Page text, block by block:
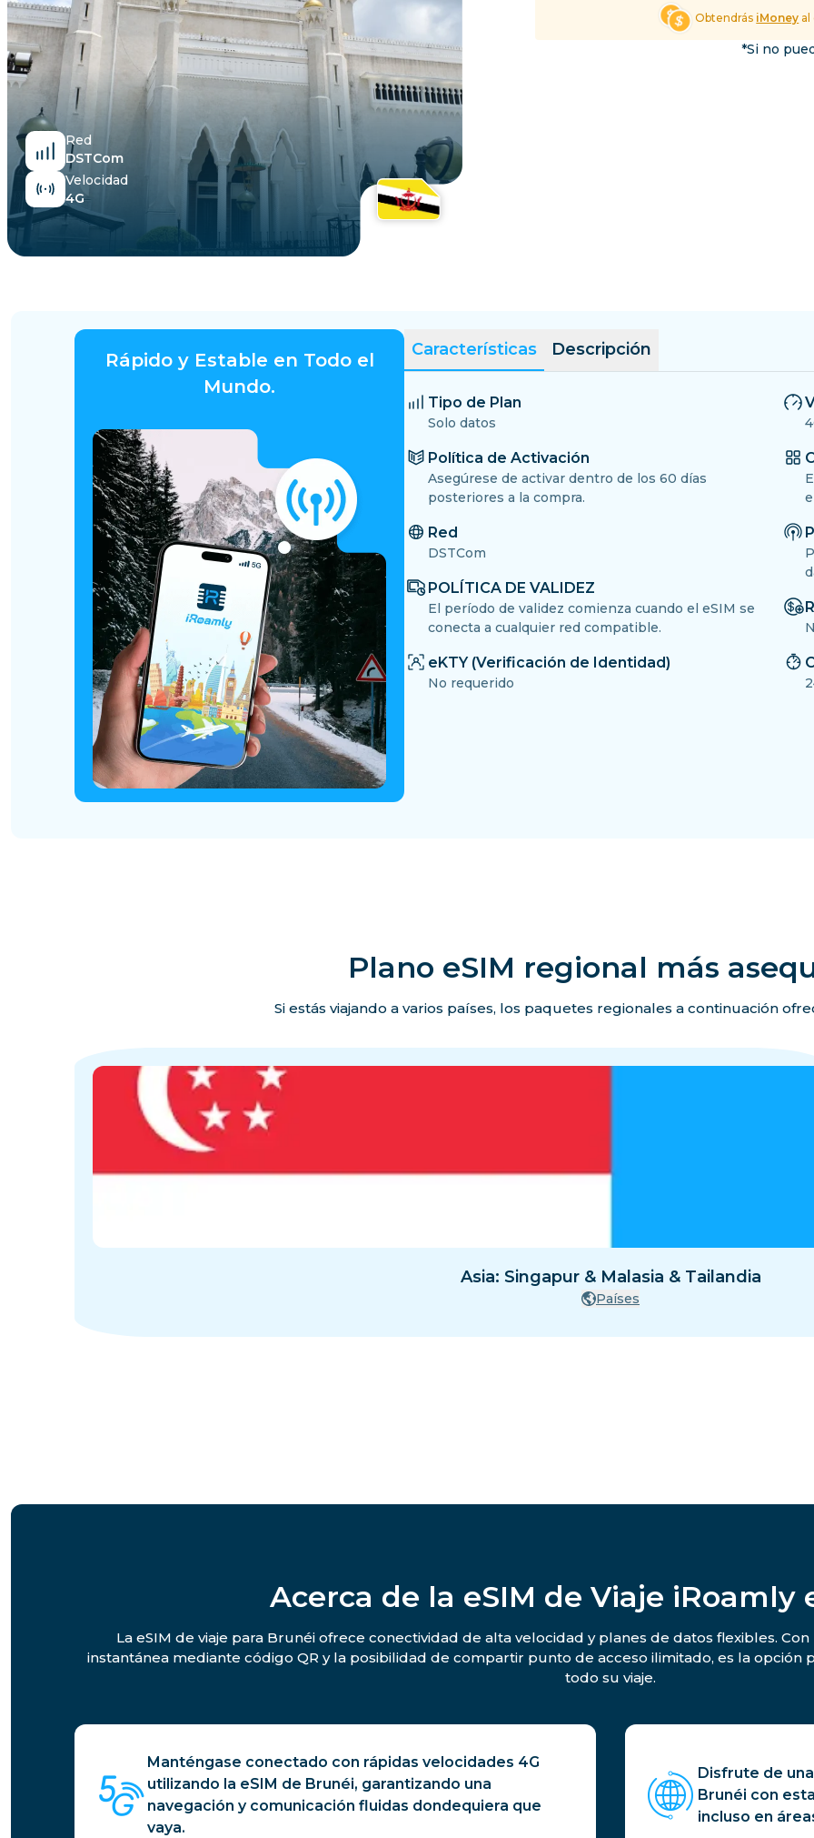
Explorar Todos los
Red
DSTCom
Velocidad
4G
Obtendrás iMoney al
*Si no
Rápido y Estable en Todo el
Mundo.
Características Descripción
Tipo de Plan
Solo datos
Política de Activación
Asegúrese de activar dentro de los 60 días
posteriores a la compra.
Red
DSTCom
POLÍTICA DE VALIDEZ
El período de validez comienza cuando el eSIM se
conecta a cualquier red compatible.
eKTY (Verificación de Identidad)
No requerido
Plano eSIM regional más
Si estás viajando a varios países, los paquetes regionales a continuación
Asia: Singapur & Malasia & Tailandia
Países
Acerca de la eSIM de Viaje iRoamly
La eSIM de viaje para Brunéi ofrece conectividad de alta velocidad y planes de datos flexibles.
instantánea mediante código QR y la posibilidad de compartir punto de acceso ilimitado, es la
todo su viaje.
Manténgase conectado con rápidas velocidades 4G
utilizando la eSIM de Brunéi, garantizando una
navegación y comunicación fluidas dondequiera que
vaya.
Disfrute de
Brunéi con
incluso en